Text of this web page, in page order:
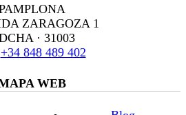
ZARAGOZA 1
· 31003
+34 848 489 402
WEB